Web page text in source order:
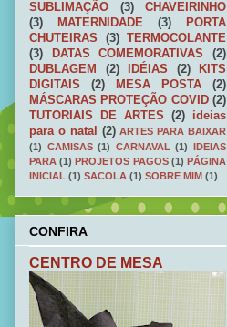
SUBLIMAÇÃO
(3)
CHAVEIRINHO
(3)
MATERNIDADE (3)
PORTA
CHUTEIRAS
(3)
TERMOCOLANTE
(3)
DATAS COMEMORATIVAS
(2)
DUBLAGEM
(2) IDÉIAS (2)
KITS
DIGITAIS
(2) MESA POSTA
(2)
MÁSCARAS PROTEÇÃO COVID (2)
TUTORIAIS DE ARTES
(2)
ideias
para o natal (2) ARTES PARA BAIXAR
(1) CAMISAS (1) CARNAVAL (1) IDEIAS
PARA (1) PROJETOS PAGOS (1) PÁGINA
INICIAL (1) SACOLA (1) SOBRE MIM (1)
CONFIRA
CENTRO DE MESA